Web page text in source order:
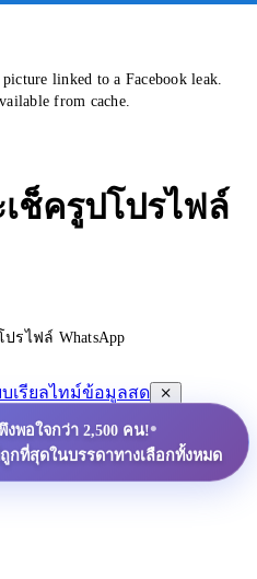
linked to a Facebook leak.
from cache.
ช็ครูปโปรไฟล์
รไฟล์ WhatsApp
เรียลไทม์ข้อมูลสด
พอใจกว่า 2,500 คน!•
กที่สุดในบรรดาทางเลือกทั้งหมด